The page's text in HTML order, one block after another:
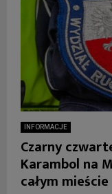
INFORMACJE
Czarny
Karambol na
całym mieście